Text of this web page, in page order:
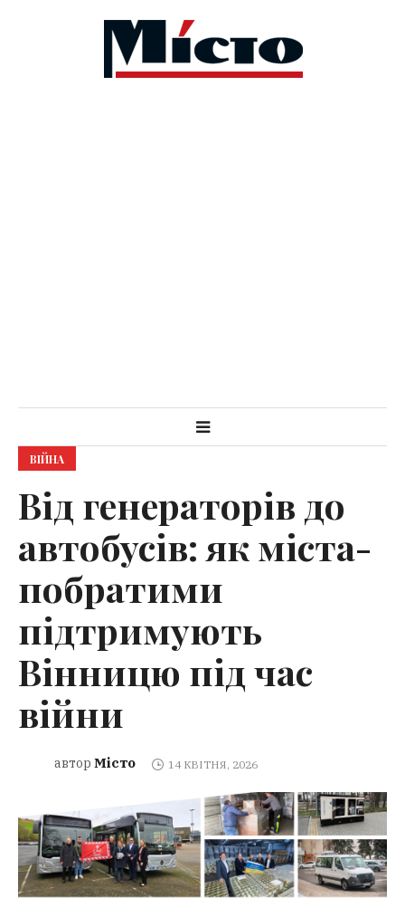
ВІЙНА
Від генераторів до
автобусів: як міста-
побратими
підтримують
Вінницю під час
війни
автор Місто 14 КВІТНЯ, 2026